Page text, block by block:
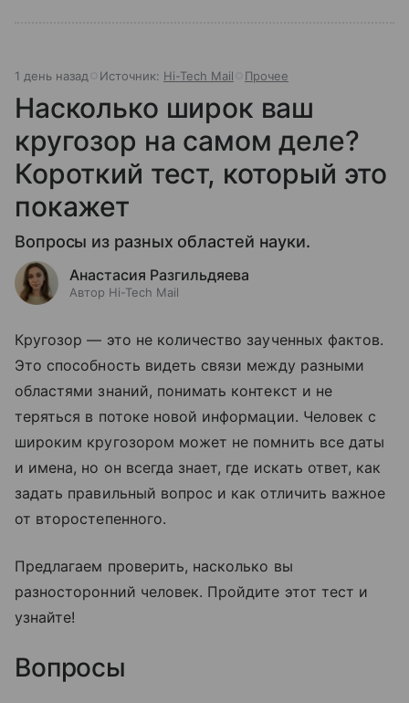
1 день назад Источник: Hi-Tech Mail Прочее
Насколько широк ваш
кругозор на самом деле?
Короткий тест, который это
покажет
Вопросы из разных областей науки.
Анастасия Разгильдяева
Автор Hi-Tech Mail
Кругозор — это не количество заученных фактов.
Это способность видеть связи между разными
областями знаний, понимать контекст и не
теряться в потоке новой информации. Человек с
широким кругозором может не помнить все даты
и имена, но он всегда знает, где искать ответ, как
задать правильный вопрос и как отличить важное
от второстепенного.
Предлагаем проверить, насколько вы
разносторонний человек. Пройдите этот тест и
узнайте!
Вопросы